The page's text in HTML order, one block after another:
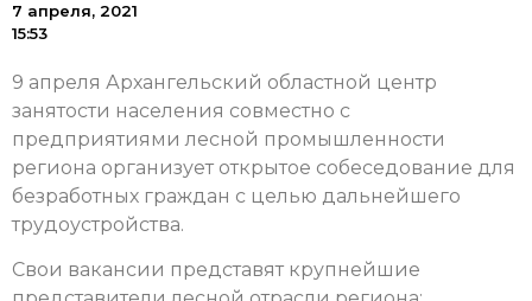
7 апреля, 2021
15:53
9 апреля Архангельский областной центр
занятости населения совместно с
предприятиями лесной промышленности
региона организует открытое собеседование для
безработных граждан с целью дальнейшего
трудоустройства.
Свои вакансии представят крупнейшие